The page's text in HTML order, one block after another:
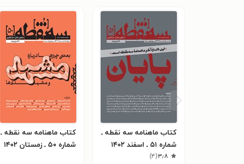
کتاب ماهنامه سه نقطه ـ
شماره ۵۱ ـ اسفند ۱۴۰۲
۳٫۸(۴)
کتاب ماهنامه سه نقطه ـ
شماره ۵۰ ـ زمستان ۱۴۰۲